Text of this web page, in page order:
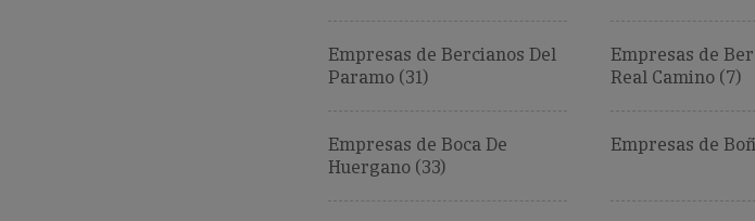
Empresas de Bercianos Del
Paramo (31)
Empresas de
Real Camino (7)
Empresas de Boca De
Huergano (33)
Empresas de